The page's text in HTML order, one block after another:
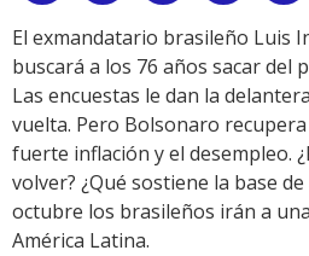
El exmandatario brasileño Luis
buscará a los 76 años sacar del
Las encuestas le dan la
vuelta. Pero Bolsonaro
fuerte inflación y el desempleo.
volver? ¿Qué sostiene la base
octubre los brasileños irán a
América Latina.